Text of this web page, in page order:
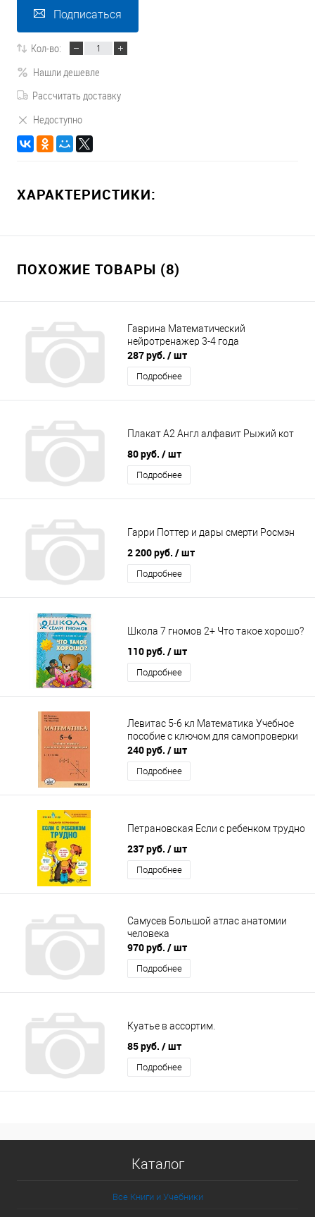
Подписаться
Кол-во:
Нашли дешевле
Рассчитать доставку
Недоступно
ХАРАКТЕРИСТИКИ:
ПОХОЖИЕ ТОВАРЫ (8)
Гаврина Математический
нейротренажер 3-4 года
287 руб. / шт
Подробнее
Плакат А2 Англ алфавит Рыжий кот
80 руб. / шт
Подробнее
Гарри Поттер и дары смерти Росмэн
2 200 руб. / шт
Подробнее
Школа 7 гномов 2+ Что такое хорошо?
110 руб. / шт
Подробнее
Левитас 5-6 кл Математика Учебное
пособие с ключом для самопроверки
240 руб. / шт
Подробнее
Петрановская Если с ребенком трудно
237 руб. / шт
Подробнее
Самусев Большой атлас анатомии
человека
970 руб. / шт
Подробнее
Куатье в ассортим.
85 руб. / шт
Подробнее
Каталог
Все Книги и Учебники